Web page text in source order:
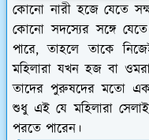
কোনো নারী হজে যেতে
কোনো সদস্যের সঙ্গে
পারে, তাহলে তাকে
মহিলারা যখন হজ বা
তাদের পুরুষদের মতো
শুধু এই যে মহিলারা
পরতে পারেন।